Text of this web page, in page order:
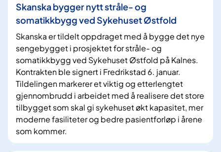
Skanska bygger nytt stråle- og
somatikkbygg ved Sykehuset Østfold
Skanska er tildelt oppdraget med å bygge det nye
sengebygget i prosjektet for stråle- og
somatikkbygg ved Sykehuset Østfold på Kalnes.
Kontrakten ble signert i Fredrikstad 6. januar.
Tildelingen markerer et viktig og etterlengtet
gjennombrudd i arbeidet med å realisere det store
tilbygget som skal gi sykehuset økt kapasitet, mer
moderne fasiliteter og bedre pasientforløp i årene
som kommer.